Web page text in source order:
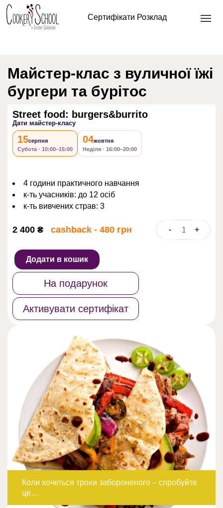
Сертифікати Розклад
Головна/Кулінарна школа офлайн/Кулінарні майстер
класи/ Street food: burgers&burrito
Майстер-клас з вуличної їжі
бургери та бурітос
Street food: burgers&burrito
Дати майстер-класу
15серпня
Субота · 10:00–15:00
04жовтня
Неділя · 16:00–20:00
4 години практичного навчання
к-ть учасників: до 12 осіб
к-ть вивчених страв: 3
2 400 ₴ cashback - 480 грн -
Street
+
Додати в кошик
На подарунок
Активувати сертифікат
Коли хочеться трохи забороненого – спробуйте
це…